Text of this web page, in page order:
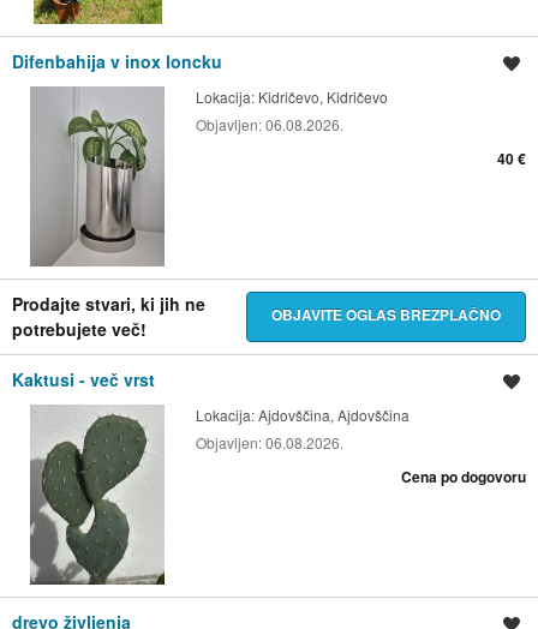
Difenbahija v inox loncku
Lokacija: Kidričevo, Kidričevo
Objavljen:06.08.2026.
40 €
Prodajte stvari, ki jih ne
potrebujete več!
OBJAVITE OGLAS BREZPLAČNO
Kaktusi - več vrst
Lokacija:Ajdovščina, Ajdovščina
Objavljen:06.08.2026.
Cena po dogovoru
drevo življenja